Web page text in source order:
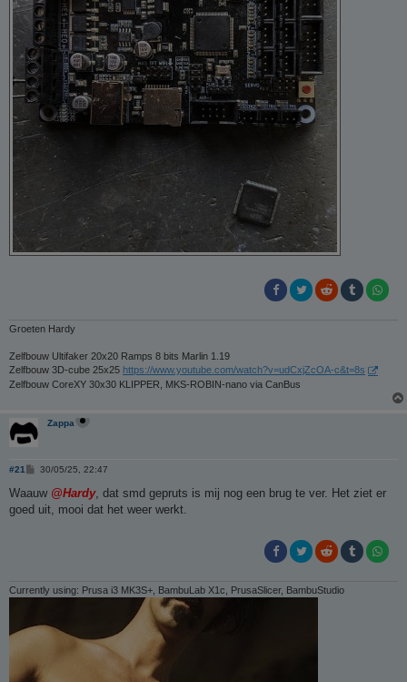
Groeten Hardy
Zelfbouw Ultifaker 20x20 Ramps 8 bits Marlin 1.19
Zelfbouw 3D-cube 25x25 https://www.youtube.com/watch?v=udCxjZcOA-c&t=8s
Zelfbouw CoreXY 30x30 KLIPPER, MKS-ROBIN-nano via CanBus
Zappa
#21
B
r
c
30/05/25, 22:47
Waauw @Hardy, dat smd gepruts is mij nog een brug te ver. Het ziet er
goed uit, mooi dat het weer werkt.
Currently using: Prusa i3 MK3S+, BambuLab X1c, PrusaSlicer, BambuStudio